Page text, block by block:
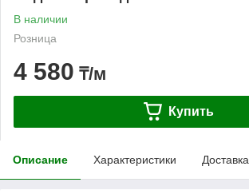
В наличии
Розница
4 580 ₸/м
Купить
Описание Характеристики Доставка